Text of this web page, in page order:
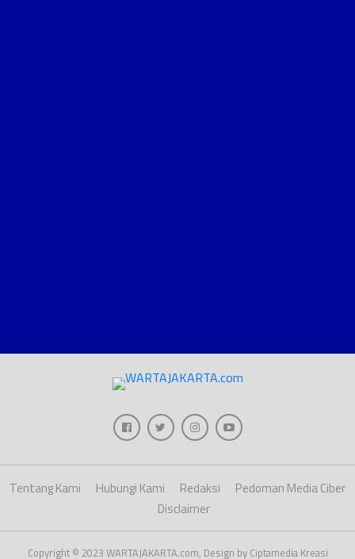
Tentang Kami Hubungi Kami Redaksi
Pedoman Media Ciber
Disclaimer
Copyright © 2023 WARTAJAKARTA.com, Design by Ciptamedia Kreasi